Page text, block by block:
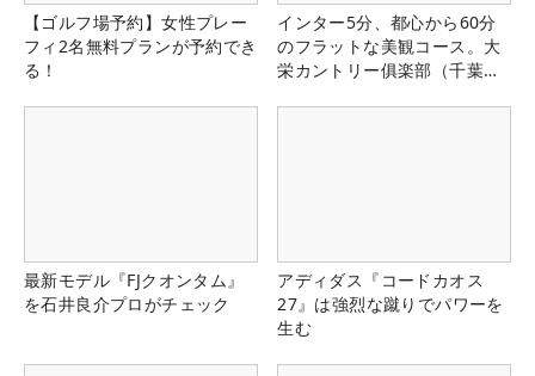
【ゴルフ場予約】女性プレー
フィ2名無料プランが予約でき
る！
インター5分、都心から60分
のフラットな美観コース。大
栄カントリー俱楽部（千葉
最新モデル『FJクオンタム』
を石井良介プロがチェック
アディダス『コードカオス
27』は強烈な蹴りでパワーを
生む